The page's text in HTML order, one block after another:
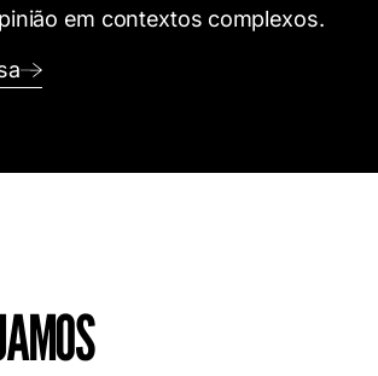
em contextos complexos.